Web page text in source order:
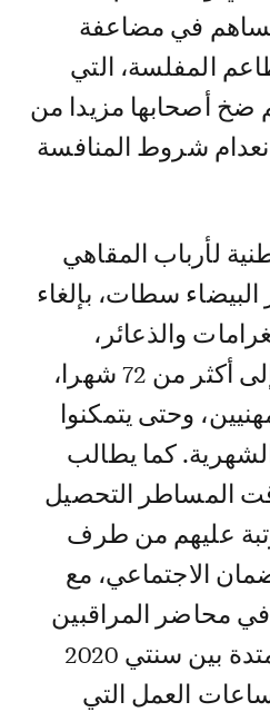
يساهم في مضاعفة
المفلسة، التي
ضخ أصحابها مزيدا من
شروط المنافسة
لأرباب المقاهي
البيضاء سطات، بإلغاء
والذعائر،
وتقسيم أصل الدين إلى أكثر من 72 شهرا،
وحتى يتمكنوا
كما يطالب
المساطر التحصيل
عليهم من طرف
الاجتماعي، مع
محاضر المراقبين
المتعلقة بالفترة الممتدة بين سنتي 2020
ساعات العمل التي